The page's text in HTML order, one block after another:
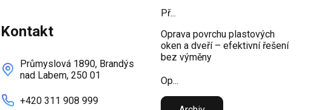
Kontakt
Průmyslová 1890, Brandýs
nad Labem, 250 01
+420 311 908 999
Př...
Oprava povrchu plastových
oken a dveří – efektivní řešení
bez výměny
Op...